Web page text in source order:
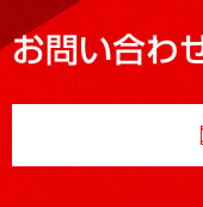
お問い合わ